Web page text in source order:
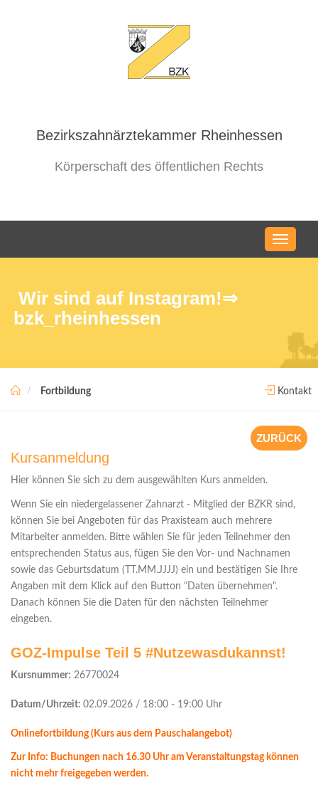
Bezirkszahnärztekammer Rheinhessen
Körperschaft des öffentlichen Rechts
Wir sind auf Instagram!⇒
bzk_rheinhessen
Fortbildung Kontakt
ZURÜCK
Kursanmeldung
Hier können Sie sich zu dem ausgewählten Kurs anmelden.
Wenn Sie ein niedergelassener Zahnarzt - Mitglied der BZKR sind,
können Sie bei Angeboten für das Praxisteam auch mehrere
Mitarbeiter anmelden. Bitte wählen Sie für jeden Teilnehmer den
entsprechenden Status aus, fügen Sie den Vor- und Nachnamen
sowie das Geburtsdatum (TT.MM.JJJJ) ein und bestätigen Sie Ihre
Angaben mit dem Klick auf den Button "Daten übernehmen".
Danach können Sie die Daten für den nächsten Teilnehmer
eingeben.
GOZ-Impulse Teil 5 #Nutzewasdukannst!
Kursnummer: 26770024
Datum/Uhrzeit: 02.09.2026 / 18:00 - 19:00 Uhr
Onlinefortbildung (Kurs aus dem Pauschalangebot)
Zur Info: Buchungen nach 16.30 Uhr am Veranstaltungstag können
nicht mehr freigegeben werden.